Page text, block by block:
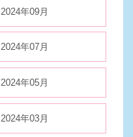
2024年09月
2024年07月
2024年05月
2024年03月